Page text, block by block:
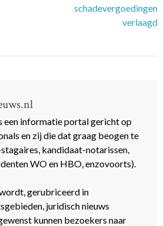
schadevergoedingen
verlaagd
een informatie portal gericht op
en zij die dat graag beogen te
kandidaat-notarissen,
WO en HBO, enzovoorts).
gerubriceerd in
juridisch nieuws
kunnen bezoekers naar